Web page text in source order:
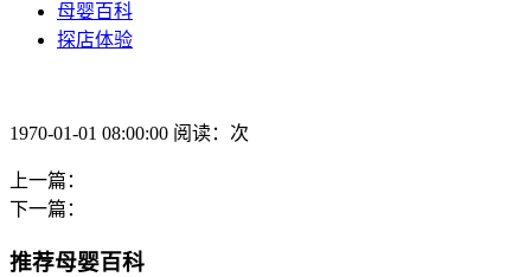
母婴百科
探店体验
1970-01-01 08:00:00 阅读：次
上一篇：
下一篇：
推荐母婴百科